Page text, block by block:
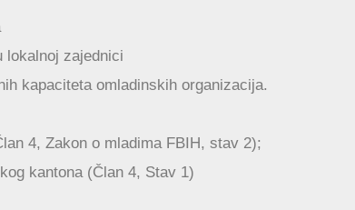
lokalnoj zajednici
kapaciteta omladinskih organizacija.
4, Zakon o mladima FBIH, stav 2);
kantona (Član 4, Stav 1)